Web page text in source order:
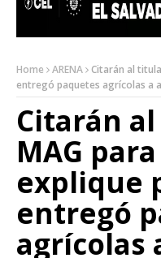
Home ARENA Citarán al
entregó paquetes agrícolas a
Citarán
MAG
explique
entregó
agrícolas